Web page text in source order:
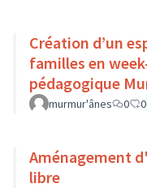
Création d’un
familles en
pédagogique
murmur'ânes 0 0
Aménagement
libre